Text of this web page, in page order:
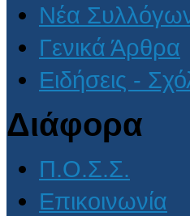
Νέα
Γενικά Άρθρα
Ειδήσεις -
Διάφορα
Π.Ο.Σ.Σ.
Επικοινωνία